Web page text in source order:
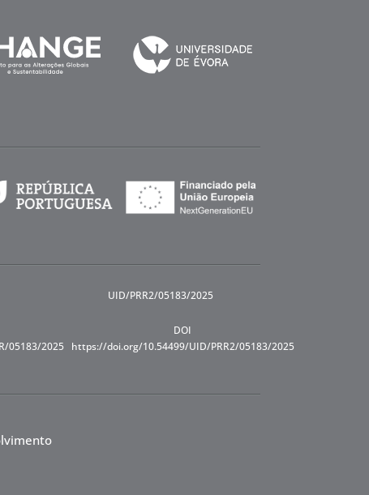
05183/2025
UID/PRR2/05183/2025
DOI
https://doi.org/10.54499/UID/PRR2/05183/2025